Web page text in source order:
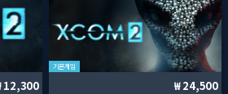
12,300
기본게임
24,500